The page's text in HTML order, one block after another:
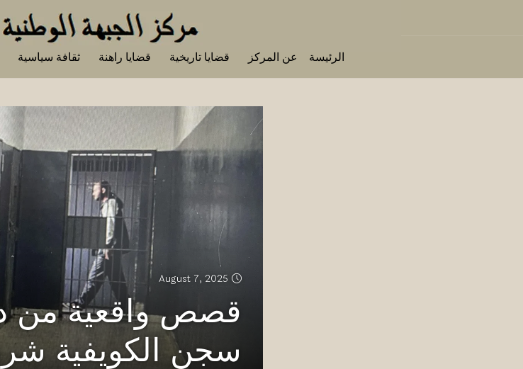
الرئيسة عن المركز قضايا تاريخية قضايا راهنة ثقافة سياسية
August 7, 2025
قصص واقعية من
سجن الكويفية